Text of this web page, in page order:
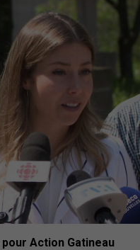
Action Gatineau